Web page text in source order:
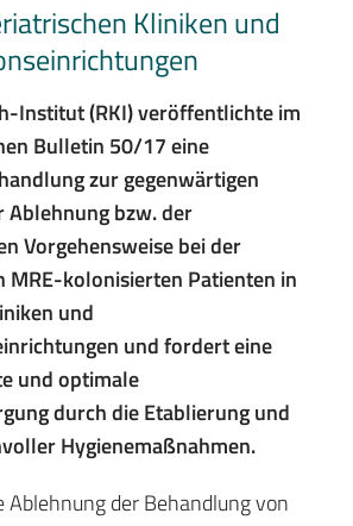
Kliniken und
Institut (RKI) veröffentlichte im
Bulletin 50/17 eine
zur gegenwärtigen
bzw. der
Vorgehensweise bei der
MRE-kolonisierten Patienten in
und
und fordert eine
und optimale
durch die Etablierung und
Hygienemaßnahmen.
Ablehnung der Behandlung von